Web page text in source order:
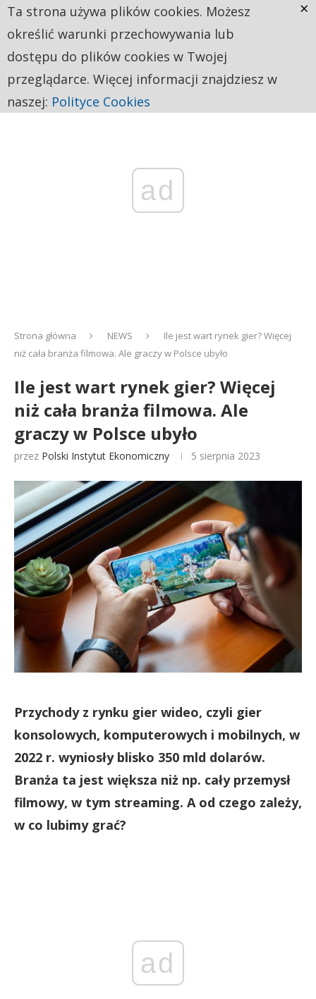
ad
Strona główna NEWS
Ile jest wart rynek gier? Więcej
niż cała branża filmowa. Ale graczy w Polsce ubyło
Ile jest wart rynek gier? Więcej
niż cała branża filmowa. Ale
graczy w Polsce ubyło
przez Polski Instytut Ekonomiczny 5 sierpnia 2023
Przychody z rynku gier wideo, czyli gier
konsolowych, komputerowych i mobilnych, w
2022 r. wyniosły blisko 350 mld dolarów.
Branża ta jest większa niż np. cały przemysł
filmowy, w tym streaming. A od czego zależy,
w co lubimy grać?
ad
Ta strona używa plików cookies. Możesz
określić warunki przechowywania lub
dostępu do plików cookies w Twojej
przeglądarce. Więcej informacji znajdziesz w
naszej: Polityce Cookies
×